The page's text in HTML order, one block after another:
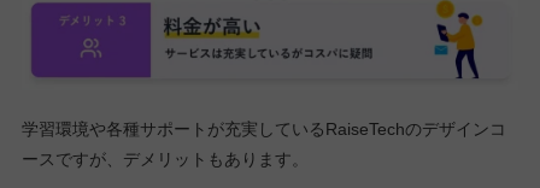
学習環境や各種サポートが充実しているRaiseTechのデザインコ
ースですが、デメリットもあります。